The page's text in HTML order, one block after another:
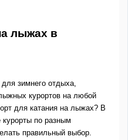
лыжах в
зимнего отдыха,
курортов на любой
для катания на лыжах? В
курорты по разным
правильный выбор.